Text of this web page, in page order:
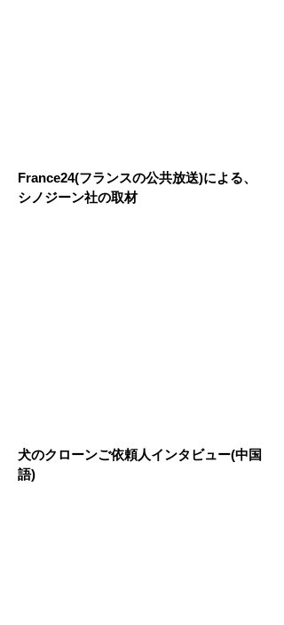
France24(フランスの公共放送)による、
シノジーン社の取材
犬のクローンご依頼人インタビュー(中国
語)